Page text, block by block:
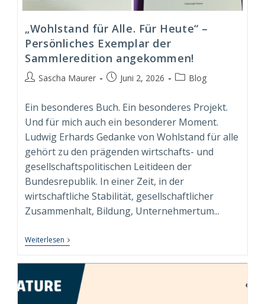
„Wohlstand für Alle. Für Heute“ –
Persönliches Exemplar der
Sammleredition angekommen!
Beitrags-
Sascha Maurer
BeitragJuni 2, 2026
Beitrags-
Blog
Ein besonderes Buch. Ein besonderes Projekt.
Und für mich auch ein besonderer Moment.
Ludwig Erhards Gedanke von Wohlstand für alle
gehört zu den prägenden wirtschafts- und
gesellschaftspolitischen Leitideen der
Bundesrepublik. In einer Zeit, in der
wirtschaftliche Stabilität, gesellschaftlicher
Zusammenhalt, Bildung, Unternehmertum...
Weiterlesen „Wohlstand
Für
Heute“
Persönliches